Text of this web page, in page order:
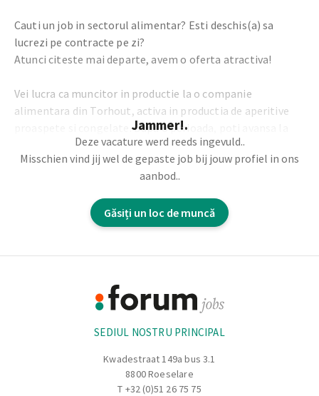
Cauti un job in sectorul alimentar? Esti deschis(a) sa
lucrezi pe contracte pe zi?
Atunci citeste mai departe, avem o oferta atractiva!
Vei lucra ca muncitor in productie la o companie
alimentara din Torhout, activa in productia de aperitive
proaspete si congelate. Dupa o perioada, poti avansa la
rolul de responsabil de productie.
Asamblarea aperitivelor
Umplerea aperitivelor
Programul tau atractiv:
Miercuri/vineri: 6:00 – 14:00
Jammer!.
Deze vacature werd reeds ingevuld..
Misschien vind jij wel de gepaste job bij jouw profiel in ons
aanbod..
Găsiți un loc de muncă
SEDIUL NOSTRU PRINCIPAL
Kwadestraat 149a bus 3.1
8800 Roeselare
T +32 (0)51 26 75 75